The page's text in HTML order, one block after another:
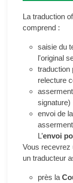
La traduction
comprend :
saisie du
l'original
traduction
relecture
signature)
envoi de
L’envoi
Vous recevrez
un traducteur
près la